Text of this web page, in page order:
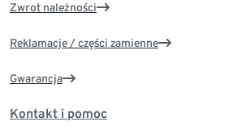
Zwrot należności
Reklamacje / części zamienne
Gwarancja
Kontakt i pomoc